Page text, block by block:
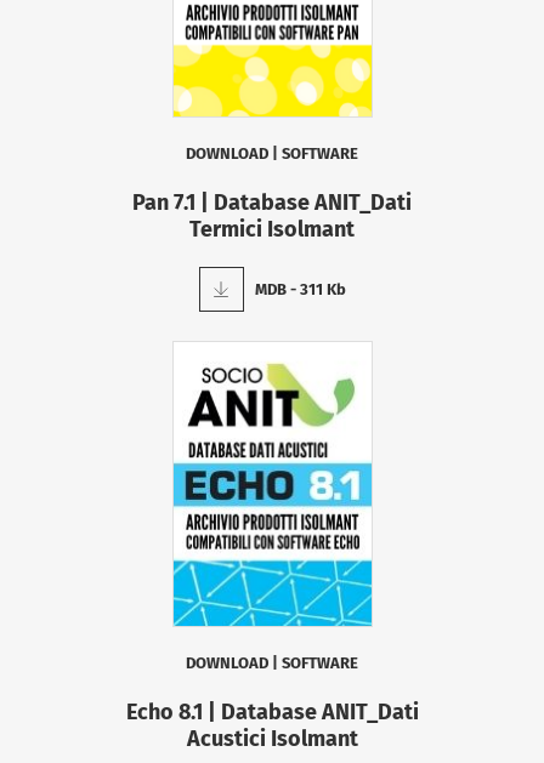
DOWNLOAD SOFTWARE
Pan 7.1 | Database ANIT_Dati
Termici Isolmant
MDB - 311 Kb
DOWNLOAD SOFTWARE
Echo 8.1 | Database ANIT_Dati
Acustici Isolmant